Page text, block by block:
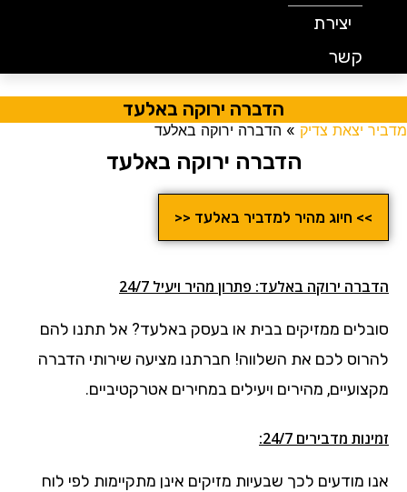
יצירת
קשר
הדברה ירוקה באלעד
מדביר יצאת צדיק » הדברה ירוקה באלעד
הדברה ירוקה באלעד
>> חיוג מהיר למדביר באלעד <<
הדברה ירוקה באלעד: פתרון מהיר ויעיל 24/7
סובלים ממזיקים בבית או בעסק באלעד? אל תתנו להם
להרוס לכם את השלווה! חברתנו מציעה שירותי הדברה
מקצועיים, מהירים ויעילים במחירים אטרקטיביים.
זמינות מדבירים 24/7:
אנו מודעים לכך שבעיות מזיקים אינן מתקיימות לפי לוח